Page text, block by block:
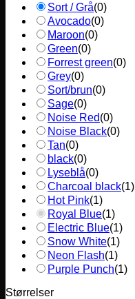
Sort / Grå(0)
Avocado(0)
Maroon(0)
Green(0)
Forrest green(0)
Grey(0)
Sort/brun(0)
Sage(0)
Noise Red(0)
Noise Black(0)
Tan(0)
black(0)
Lyseblå(0)
Charcoal black(1)
Hot Pink(1)
Royal Blue(1)
Electric Blue(1)
Snow White(1)
Neon Flash(1)
Purple Punch(1)
Størrelser